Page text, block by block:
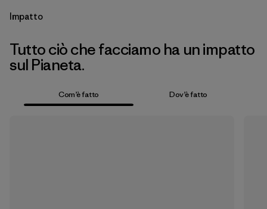
Impatto
Tutto ciò che facciamo ha un impatto
sul Pianeta.
Com’è fatto Dov’è fatto